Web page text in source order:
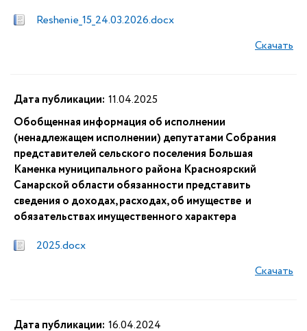
Reshenie_15_24.03.2026.docx
Скачать
Дата публикации: 11.04.2025
Обобщенная информация об исполнении
(ненадлежащем исполнении) депутатами Собрания
представителей сельского поселения Большая
Каменка муниципального района Красноярский
Самарской области обязанности представить
сведения о доходах, расходах, об имуществе и
обязательствах имущественного характера
2025.docx
Скачать
Дата публикации: 16.04.2024